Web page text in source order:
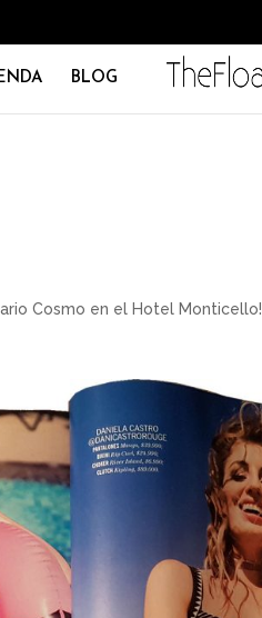
BLOG
Cosmo en el Hotel Monticello!